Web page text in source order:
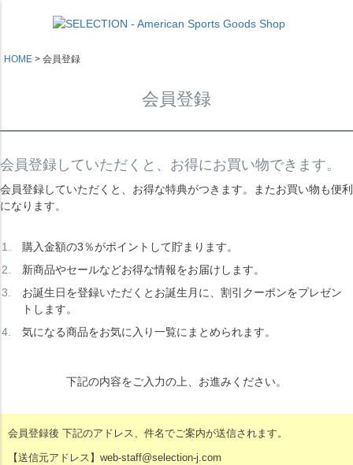
HOME 会員登録
会員登録
会員登録していただくと、お得にお買い物できます。
会員登録していただくと、お得な特典がつきます。またお買い物も便利
になります。
購入金額の3％がポイントして貯まります。
新商品やセールなどお得な情報をお届けします。
お誕生日を登録いただくとお誕生月に、割引クーポンをプレゼン
トします。
気になる商品をお気に入り一覧にまとめられます。
下記の内容をご入力の上、お進みください。
会員登録後 下記のアドレス、件名でご案内が送信されます。
【送信元アドレス】web-staff@selection-j.com